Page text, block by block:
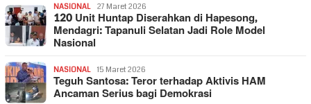
NASIONAL 27 Maret 2026
120 Unit Huntap Diserahkan di Hapesong,
Mendagri: Tapanuli Selatan Jadi Role Model
Nasional
NASIONAL 15 Maret 2026
Teguh Santosa: Teror terhadap Aktivis HAM
Ancaman Serius bagi Demokrasi